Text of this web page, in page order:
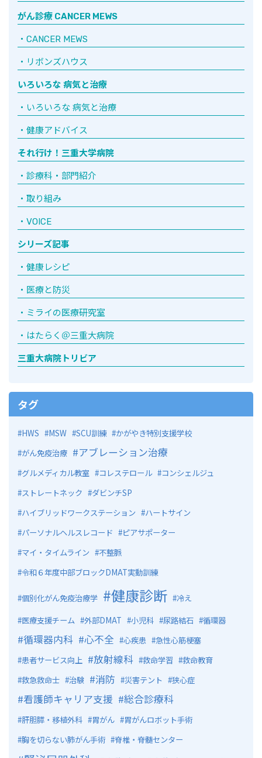
がん診療 CANCER MEWS
CANCER MEWS
リボンズハウス
いろいろな 病気と治療
いろいろな 病気と治療
健康アドバイス
それ行け！三重大学病院
診療科・部門紹介
取り組み
VOICE
シリーズ記事
健康レシピ
医療と防災
ミライの医療研究室
はたらく＠三重大病院
三重大病院トリビア
タグ
HWS MSW SCU訓練
かがやき特別支援学校
がん免疫治療
アブレーション治療
グルメディカル教室 コレステロール
コンシェルジュ
ストレートネック
ダビンチSP
ハイブリッドワークステーション
ハートサイン
パーソナルヘルスレコード
ピアサポーター
マイ・タイムライン
不整脈
令和６年度中部ブロックDMAT実動訓練
個別化がん免疫治療学 健康診断
冷え
医療支援チーム
外部DMAT 小児科 尿路結石 循環器
循環器内科 心不全 心疾患
急性心筋梗塞
患者サービス向上
放射線科 救命学習
救命教育
救急救命士
治験 消防 災害テント 狭心症
看護師キャリア支援 総合診療科
肝胆膵・移植外科 胃がん
胃がんロボット手術
胸を切らない肺がん手術
脊椎・脊髄センター